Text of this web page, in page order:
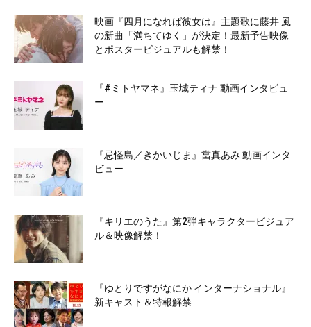
映画『四月になれば彼女は』主題歌に藤井 風
の新曲「満ちてゆく」が決定！最新予告映像
とポスタービジュアルも解禁！
『#ミトヤマネ』玉城ティナ 動画インタビュ
ー
『忌怪島／きかいじま』當真あみ 動画インタ
ビュー
『キリエのうた』第2弾キャラクタービジュア
ル＆映像解禁！
『ゆとりですがなにか インターナショナル』
新キャスト＆特報解禁